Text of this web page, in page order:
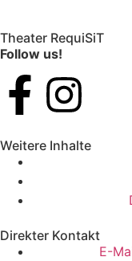
Theater RequiSiT
Follow us!
Weitere Inhalte
Direkter Kontakt
E-